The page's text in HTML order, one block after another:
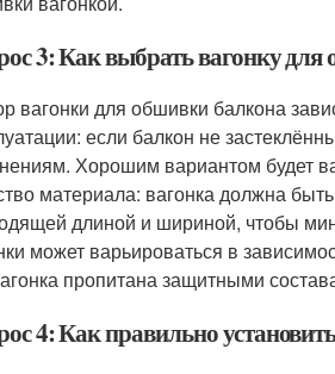
3: Как выбрать вагонку
вагонки для обшивки балкона
если балкон не
Хорошим вариантом будет
материала: вагонка должна
длиной и шириной, чтобы
может варьироваться в
пропитана защитными
4: Как правильно